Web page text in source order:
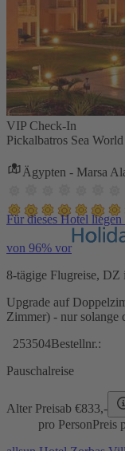
VIP Check-In
Pickalbatros Sea
Ägypten - Marsa
Für dieses Hotel
von 96% vor
8-tägige Flugreise,
Upgrade auf
Zimmer) - nur solange
253504Bestellnr.:
Pauschalreise
Alter Preisab €833,-
pro PersonPreis